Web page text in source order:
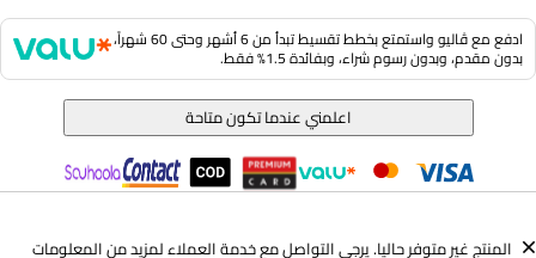
ادفع مع ڤاليو واستمتع بخطط تقسيط تبدأ من 6 أشهر وحتى 60 شهراً،
بدون مقدم، وبدون رسوم شراء، وبفائدة 1.5% فقط.
اعلمني عندما تكون متاحة
المنتج غير متوفر حاليا. يرجى التواصل مع خدمة العملاء لمزيد من المعلومات